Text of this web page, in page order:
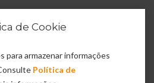
de Cookie
para armazenar informações
Política de